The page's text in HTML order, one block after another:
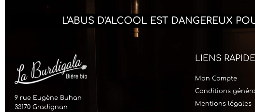
L'ABUS D'ALCOOL EST DANGEREUX
9 rue Eugène Buhan
33170 Gradignan
LIENS
Mon Compte
Conditions
Mentions légales